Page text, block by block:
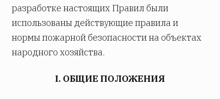
разработке настоящих Правил были
использованы действующие правила и
нормы пожарной безопасности на объектах
народного хозяйства.
I. ОБЩИЕ ПОЛОЖЕНИЯ